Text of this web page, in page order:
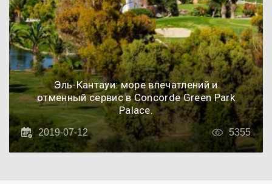
Эль-Кантауи: море впечатлений и
отменный сервис в Concorde Green Park
Palace.
2019-07-12 5355